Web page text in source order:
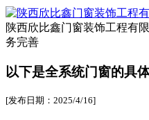
陕西欣比鑫门窗装饰工程有
务完善
以下是全系统门窗的具
[发布日期：2025/4/16]